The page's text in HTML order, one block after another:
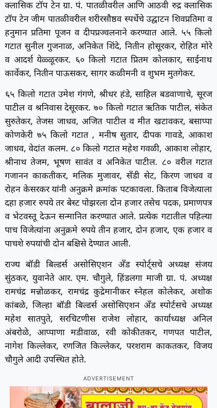
क्लासिक टॉप टेन ग्रा. पं. पातळीवरील आणि आठवी रुद्र क्लासिक
टॉप टेन जीम पातळीवरील शरीरसौष्ठव स्पर्धेचे उद्घाटन शिवप्रतिमा व
हनुमान प्रतिमा पूजन व दीपप्रज्वलनाने करण्यात आले. ५५ किलो
गटात सुनील गुजनाळ, अनिकेत शिंदे, नितीन होसूरकर, रोहित मोरे
व आदर्श येळ्ळूरकर. ६० किलो गटात प्रितम कोलकार, साईनाथ
कार्वेकर, नितीन पाऊसकर, सागर कळीमनी व शुभम मुतगेकर.
६५ किलो गटात उमेश गंगणे, श्रीधर हंडे, साहिल बडवाणाचे, सूरज
पाटील व श्रनिवास देसूरकर. ७० किलो गटात ऋतिक पाटील, संकेत
सुरुतेकर, तेजस जाधव, अजित पाटील व मीत खटावकर, बसाप्पा
कोणकेरी ७५ किलो गटात , मनीष सुतार, दीपक गावडे, आकाश
जाधव, वेदांत कलम. ८० किलो गटात महेश गवळी, आकाश लोहार,
श्रीनाथ तेजम, भूषण सावंत व अनिकेत पाटील. ८० वरील गटात
गजानन काकतीकर, मलिक मुजावर, सँडी सेट, किरण जाधव व
रोहन केसरकर यांनी अनुक्रमे क्रमांक पटकावला. किताब विजेत्याला
दहा हजार रुपये तर बेस्ट पोझरला दोन हजार तसेच पदक, प्रमाणपत्र
व भेटवस्तू देऊन सन्मानित करण्यात आले. प्रत्येक गटातील पहिल्या
पाच विजेत्यांना अनुक्रमे रुपये तीन हजार, दोन हजार, एक हजार व
पाचशे रुपयांची दोन बक्षिसे देण्यात आली.
राज्य बॉडी बिल्डर्स असोसिएशन अँड स्पोर्ट्सचे अध्यक्ष संजय
सुंठकर, युवानेते आर. एम. चौगुले, हिंडलगा माजी ग्रा. पं. अध्यक्ष
रामचंद्र मन्नोळकर, रामचंद्र कुद्रेमानीकर स्नेहल कोलेकर, अशोक
कांबळे, जिल्हा बॉडी बिल्डर्स असोसिएशन अँड स्पोर्टसचे अध्यक्ष
महेश सातपुते, सरचिटणीस राजेश लोहार, कार्याध्यक्ष अनिल
अंबरोळे, आप्पाणा मडीवाळ, रवी कोकीतकर, गणपत पाटील,
नागेश किल्लेकर, रणजित किल्लेकर, परशराम काकतकर, विजय
चौगुले आदी उपस्थित होते.
ADVERTISEMENT